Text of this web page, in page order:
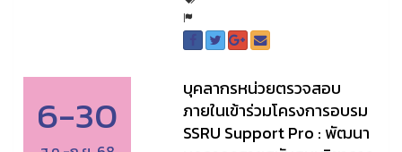
6-30
บุคลากรหน่วยตรวจสอบ
ภายในเข้าร่วมโครงการอบรม
SSRU Support Pro : พัฒนา